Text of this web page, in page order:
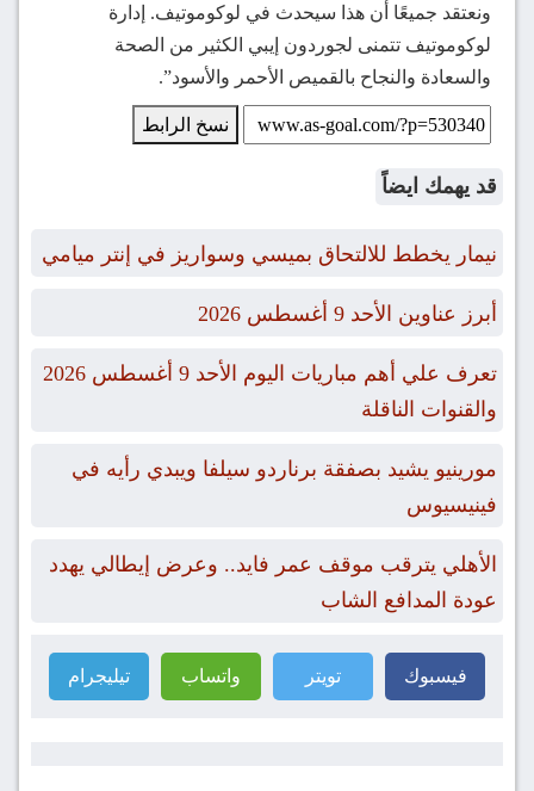
ونعتقد جميعًا أن هذا سيحدث في لوكوموتيف. إدارة
لوكوموتيف تتمنى لجوردون إيبي الكثير من الصحة
والسعادة والنجاح بالقميص الأحمر والأسود”.
نسخ الرابط
قد يهمك ايضاً
نيمار يخطط للالتحاق بميسي وسواريز في إنتر ميامي
أبرز عناوين الأحد 9 أغسطس 2026
تعرف علي أهم مباريات اليوم الأحد 9 أغسطس 2026
والقنوات الناقلة
مورينيو يشيد بصفقة برناردو سيلفا ويبدي رأيه في
فينيسيوس
الأهلي يترقب موقف عمر فايد.. وعرض إيطالي يهدد
عودة المدافع الشاب
فيسبوك تويتر واتساب تيليجرام